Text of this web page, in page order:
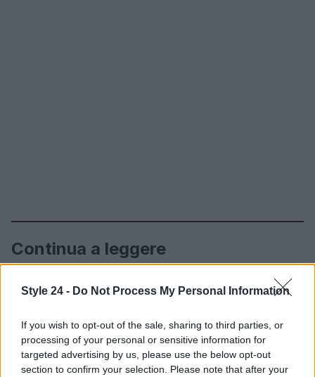
Style 24 - Do Not Process My Personal Information
If you wish to opt-out of the sale, sharing to third parties, or
processing of your personal or sensitive information for
targeted advertising by us, please use the below opt-out
section to confirm your selection. Please note that after your
Continua a leggere